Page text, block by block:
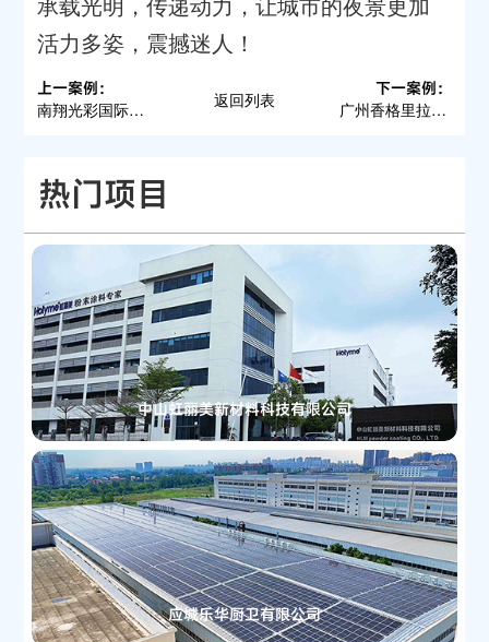
活力多姿，震撼迷人！
上一案例：
南翔光彩国际家居博览中心 返回列表 下一案例：
广州香格里拉大酒店
热门项目
中山虹丽美新材料科技有限公司
应城乐华厨卫有限公司